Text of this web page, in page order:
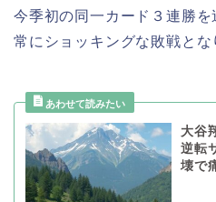
今季初の同一カード３連勝
常にショッキングな敗戦とな
大谷
逆転
壊で